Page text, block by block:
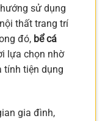
sử dụng
thất trang trí
đó, bể cá
lựa chọn nhờ
tính tiện dụng
gia đình,